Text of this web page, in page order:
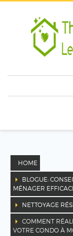
HOME
BLOGUE:
MÉNAGER
NETTOYAGE
COMMENT
VOTRE CONDO À